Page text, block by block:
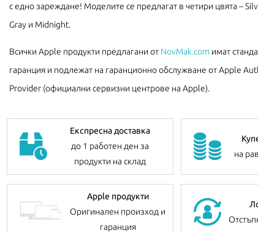
с едно зареждане! Моделите се предлагат в четири цвята –
Gray и Midnight.
Всички Apple продукти предлагани от NovMak.com имат
гаранция и подлежат на гаранционно обслужване от Apple
Provider (официални сервизни центрове на Apple).
Експресна доставка
до 1 работен ден за
продукти на склад
на
Apple продукти
Оригинален произход и
гаранция